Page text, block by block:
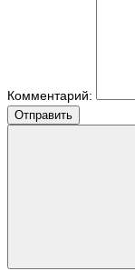
Комментарий:
Отправить